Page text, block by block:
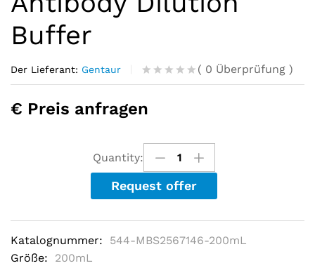
Buffer
Der Lieferant: Gentaur
R
t
o
u
t
o
f
5
a
e
0
( 0 Überprüfung )
€ Preis anfragen
Quantity:
Request offer
Katalognummer:
544-MBS2567146-200mL
Größe:
200mL